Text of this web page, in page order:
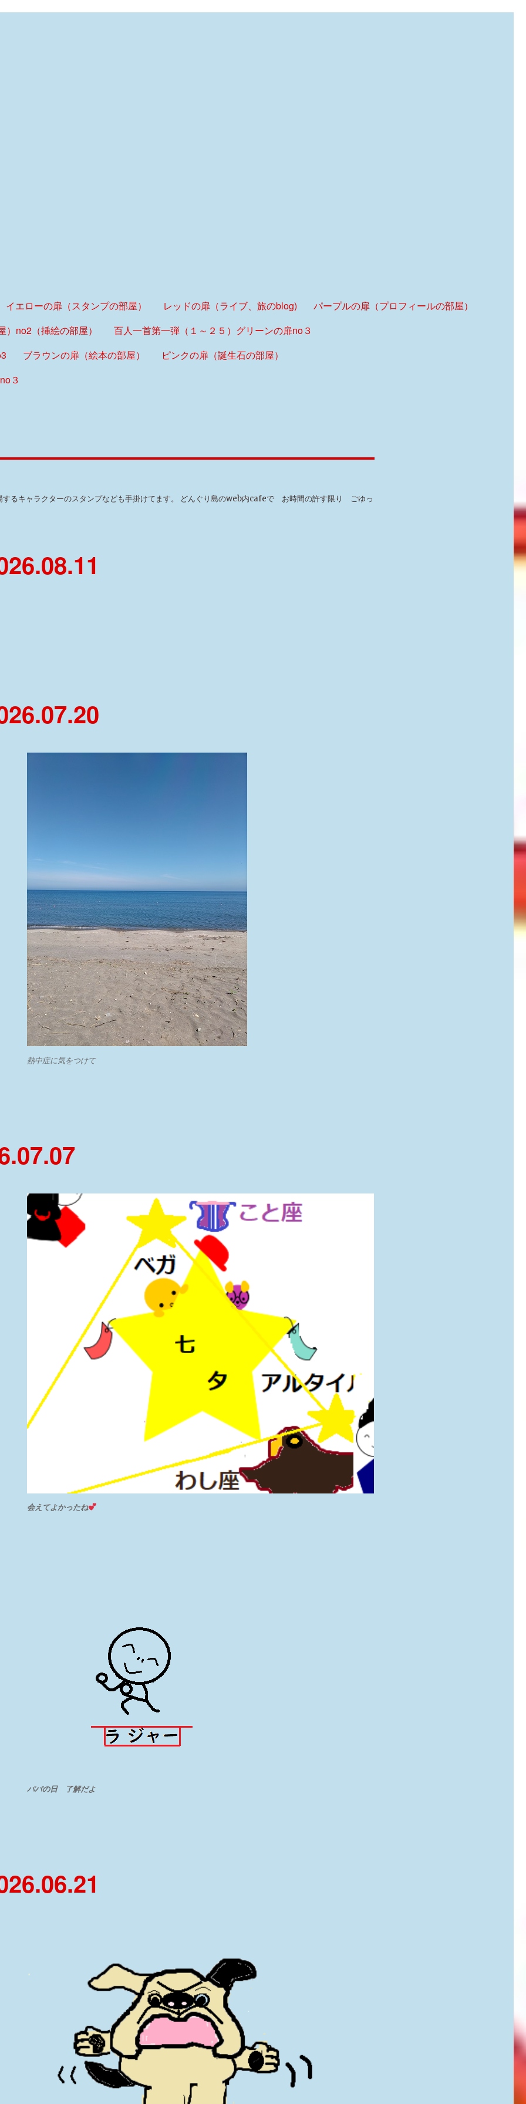
イエローの扉（スタンプの部屋） レッドの扉（ライブ、旅のblog)
パープルの扉（プロフィールの部屋）
no2（挿絵の部屋）
百人一首第一弾（１～２５）グリーンの扉no３
ブラウンの扉（絵本の部屋）
ピンクの扉（誕生石の部屋）
３
するキャラクターのスタンプなども手掛けてます。 どんぐり島のweb内cafeで お時間の許す限り ごゆっ
熱中症に気をつけて
会えてよかったね
パパの日 了解だよ